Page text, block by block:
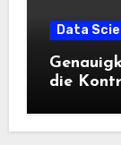
Data
die